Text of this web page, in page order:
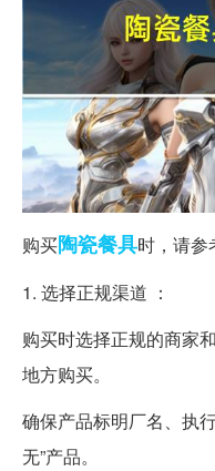
购买陶瓷餐具时，请参
1. 选择正规渠道 ：
购买时选择正规的商家
地方购买。
确保产品标明厂名、执
无”产品。